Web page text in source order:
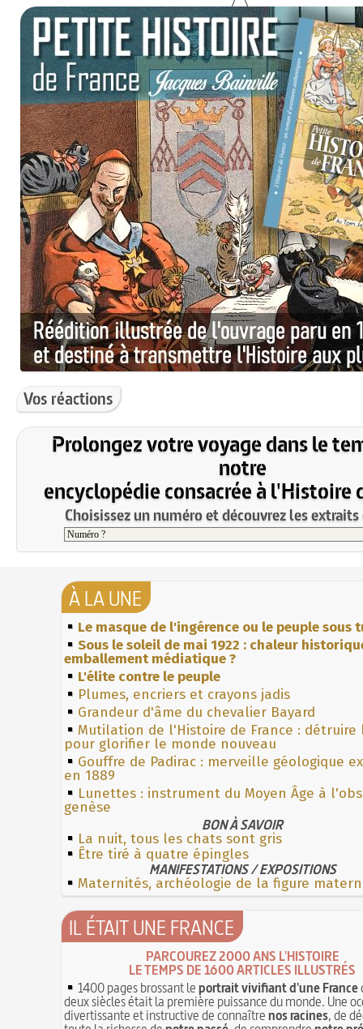
Vos réactions
Prolongez votre voyage dans le
notre
encyclopédie consacrée à l'Histoire
Choisissez un numéro et découvrez les
À LA UNE
Le masque de l'ingérence ou le peuple sous
Sous le soleil de mai 1922 : chaleur
emballement médiatique ?
L'élite contre le peuple
Plumes, encriers et crayons jadis
Grandeur d'âme du chevalier Bayard
Mutilation de l'Histoire de France : détruire
pour glorifier le monde nouveau
Gouffre de Padirac : merveille géologique
en 1889
Lunettes : instrument du Moyen Âge à
genèse
BON À SAVOIR
La nuit, tous les chats sont gris
Être tiré à quatre épingles
MANIFESTATIONS / EXPOSITIONS
Maternités, archéologie de la figure
IL ÉTAIT UNE FRANCE
PARCOUREZ 2000 ANS L'HISTOIRE
LE TEMPS DE 1600 ARTICLES ILLUSTRÉS
1400 pages brossant leportrait vivifiant d'une France
deux siècles était la première puissance du monde. Une
divertissante et instructive de connaîtrenos racines, de